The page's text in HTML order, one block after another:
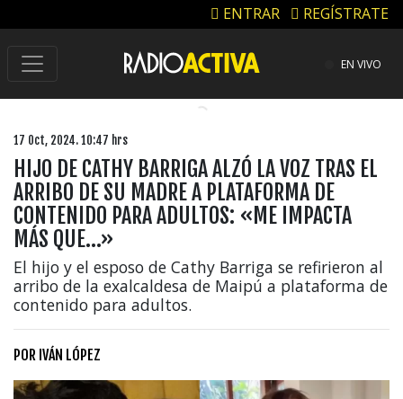
ENTRAR REGÍSTRATE
EN VIVO
17 Oct, 2024. 10:47 hrs
HIJO DE CATHY BARRIGA ALZÓ LA VOZ TRAS EL
ARRIBO DE SU MADRE A PLATAFORMA DE
CONTENIDO PARA ADULTOS: «ME IMPACTA
MÁS QUE…»
El hijo y el esposo de Cathy Barriga se refirieron al
arribo de la exalcaldesa de Maipú a plataforma de
contenido para adultos.
POR IVÁN LÓPEZ